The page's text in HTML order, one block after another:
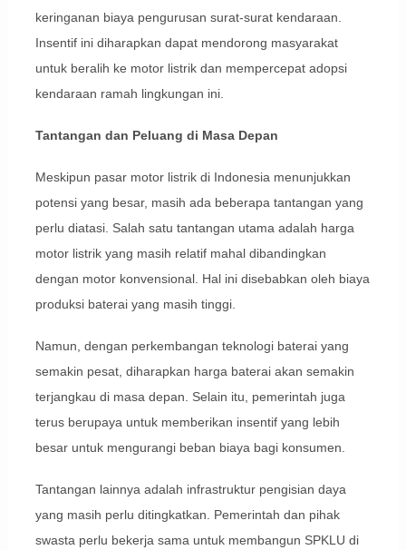
keringanan biaya pengurusan surat-surat kendaraan.
Insentif ini diharapkan dapat mendorong masyarakat
untuk beralih ke motor listrik dan mempercepat adopsi
kendaraan ramah lingkungan ini.
Tantangan dan Peluang di Masa Depan
Meskipun pasar motor listrik di Indonesia menunjukkan
potensi yang besar, masih ada beberapa tantangan yang
perlu diatasi. Salah satu tantangan utama adalah harga
motor listrik yang masih relatif mahal dibandingkan
dengan motor konvensional. Hal ini disebabkan oleh biaya
produksi baterai yang masih tinggi.
Namun, dengan perkembangan teknologi baterai yang
semakin pesat, diharapkan harga baterai akan semakin
terjangkau di masa depan. Selain itu, pemerintah juga
terus berupaya untuk memberikan insentif yang lebih
besar untuk mengurangi beban biaya bagi konsumen.
Tantangan lainnya adalah infrastruktur pengisian daya
yang masih perlu ditingkatkan. Pemerintah dan pihak
swasta perlu bekerja sama untuk membangun SPKLU di